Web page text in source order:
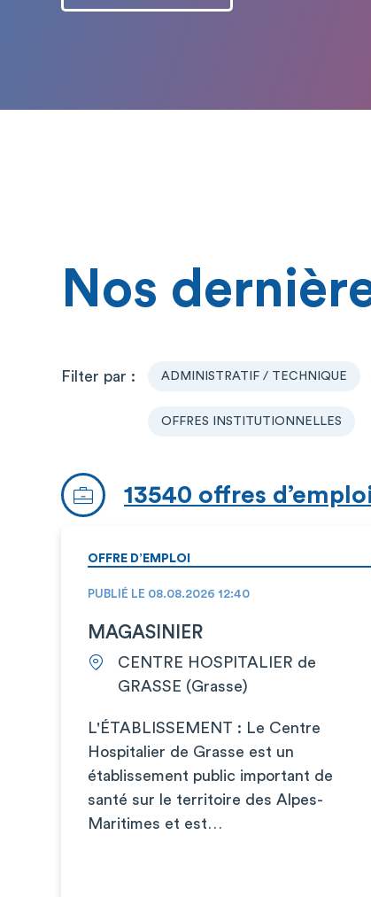
Nos
ADMINISTRATIF / TECHNIQUE
OFFRES INSTITUTIONNELLES
13540 offres
OFFRE D’EMPLOI
PUBLIÉ LE 08.08.2026 12:40
MAGASINIER
CENTRE HOSPITALIER de
GRASSE (Grasse)
L'ÉTABLISSEMENT : Le Centre
Hospitalier de Grasse est un
établissement public important de
santé sur le territoire des Alpes-
Maritimes et est…